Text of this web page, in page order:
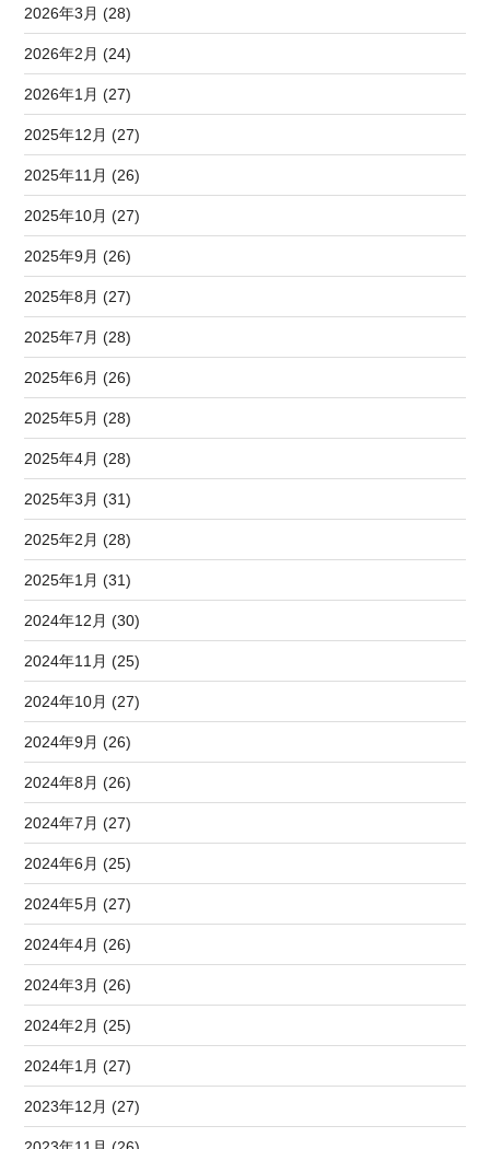
2026年3月 (28)
2026年2月 (24)
2026年1月 (27)
2025年12月 (27)
2025年11月 (26)
2025年10月 (27)
2025年9月 (26)
2025年8月 (27)
2025年7月 (28)
2025年6月 (26)
2025年5月 (28)
2025年4月 (28)
2025年3月 (31)
2025年2月 (28)
2025年1月 (31)
2024年12月 (30)
2024年11月 (25)
2024年10月 (27)
2024年9月 (26)
2024年8月 (26)
2024年7月 (27)
2024年6月 (25)
2024年5月 (27)
2024年4月 (26)
2024年3月 (26)
2024年2月 (25)
2024年1月 (27)
2023年12月 (27)